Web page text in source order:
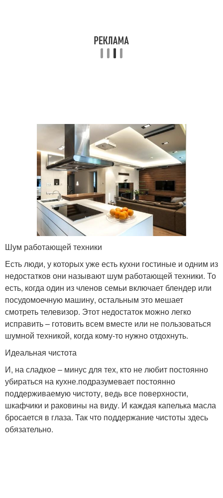
Шум работающей техники
Есть люди, у которых уже есть кухни гостиные и одним из
недостатков они называют шум работающей техники. То
есть, когда один из членов семьи включает блендер или
посудомоечную машину, остальным это мешает
смотреть телевизор. Этот недостаток можно легко
исправить – готовить всем вместе или не пользоваться
шумной техникой, когда кому-то нужно отдохнуть.
Идеальная чистота
И, на сладкое – минус для тех, кто не любит постоянно
убираться на кухне.подразумевает постоянно
поддерживаемую чистоту, ведь все поверхности,
шкафчики и раковины на виду. И каждая капелька масла
бросается в глаза. Так что поддержание чистоты здесь
обязательно.